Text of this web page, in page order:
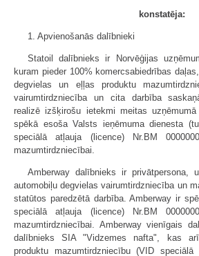
konstatēja:
1. Apvienošanās dalībnieki
Statoil dalībnieks ir Norvēģijas
kuram pieder 100% komercsabiedrības
degvielas un eļļas produktu
vairumtirdzniecība un cita darbība
realizē izšķirošu ietekmi meitas
spēkā esoša Valsts ieņēmuma dienesta
speciālā atļauja (licence) Nr.BM
mazumtirdzniecībai.
Amberway dalībnieks ir privātpersona,
automobiļu degvielas vairumtirdzniecība un
statūtos paredzētā darbība. Amberway ir
speciālā atļauja (licence) Nr.BM
mazumtirdzniecībai. Amberway vienīgais
dalībnieks SIA "Vidzemes nafta", kas
produktu mazumtirdzniecību (VID speciālā